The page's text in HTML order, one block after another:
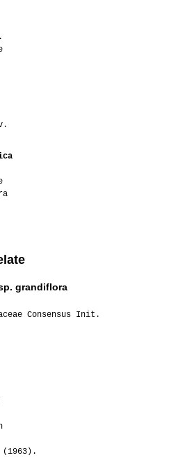
grandiflora
Consensus Init.